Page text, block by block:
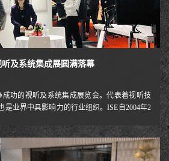
及系统集成展圆满落幕
功的视听及系统集成展览会。代表着视听技
是业界中具影响力的行业组织。ISE自2004年2
及培训、交通、安防、医疗、娱乐、建筑、企
技术、解决方案，展品涵盖面广，是一场娱乐
告示系统、多点触控显示屏等领域国际新技术